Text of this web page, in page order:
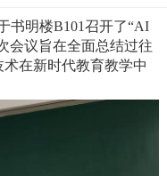
明楼B101召开了“AI
会议旨在全面总结过往
在新时代教育教学中